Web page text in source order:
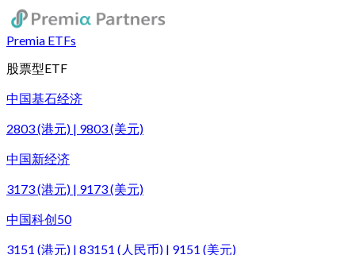
Premia ETFs
股票型ETF
中国基石经济
2803 (港元) | 9803 (美元)
中国新经济
3173 (港元) | 9173 (美元)
中国科创50
3151 (港元) | 83151 (人民币) | 9151 (美元)